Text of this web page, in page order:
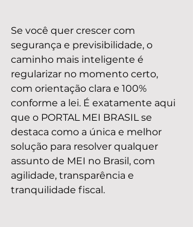
Se você quer crescer com
segurança e previsibilidade, o
caminho mais inteligente é
regularizar no momento certo,
com orientação clara e 100%
conforme a lei. É exatamente aqui
que o PORTAL MEI BRASIL se
destaca como a única e melhor
solução para resolver qualquer
assunto de MEI no Brasil, com
agilidade, transparência e
tranquilidade fiscal.